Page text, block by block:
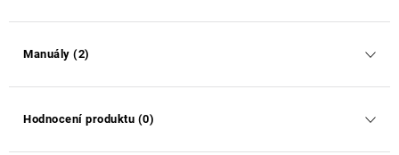
Manuály (2)
Hodnocení produktu (0)